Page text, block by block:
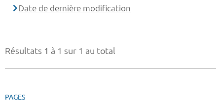
Résultats 1 à 1 sur 1 au total
PAGES
Date de dernière modification